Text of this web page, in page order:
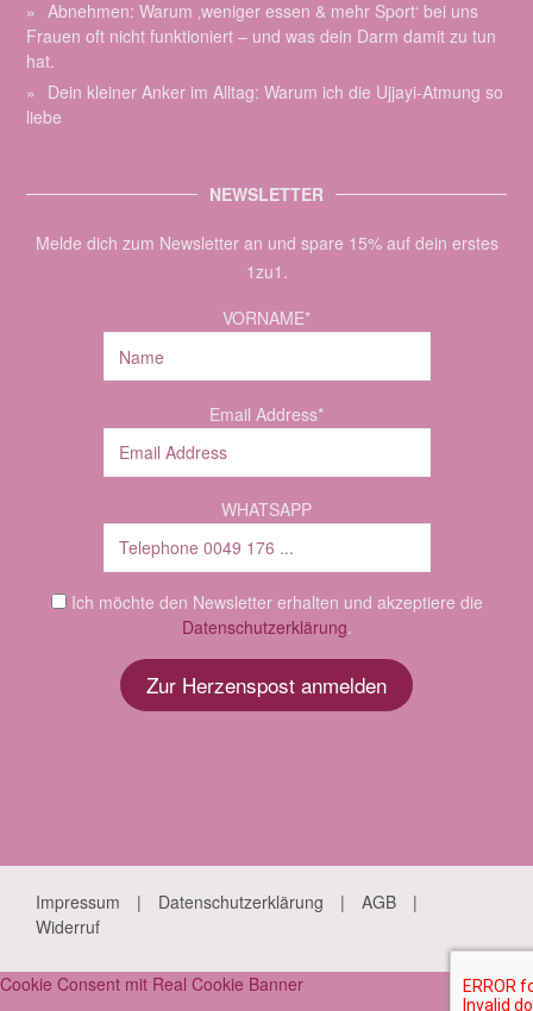
Abnehmen: Warum ‚weniger essen & mehr Sport‘ bei uns
Frauen oft nicht funktioniert – und was dein Darm damit zu tun
hat.
Dein kleiner Anker im Alltag: Warum ich die Ujjayi-Atmung so
liebe
NEWSLETTER
Melde dich zum Newsletter an und spare 15% auf dein erstes
1zu1.
VORNAME*
Email Address*
WHATSAPP
Ich möchte den Newsletter erhalten und akzeptiere die
Datenschutzerklärung.
Impressum Datenschutzerklärung
AGB
Widerruf
Cookie Consent mit Real Cookie Banner